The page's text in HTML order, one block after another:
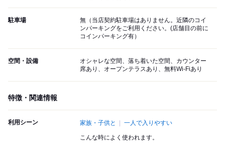
駐車場
無（当店契約駐車場はありません。近隣のコイ
ンパーキングをご利用ください。(店舗目の前に
コインパーキング有）
空間・設備
オシャレな空間、落ち着いた空間、カウンター
席あり、オープンテラスあり、無料Wi-Fiあり
特徴・関連情報
利用シーン 家族・子供と 一人で入りやすい
こんな時によく使われます。